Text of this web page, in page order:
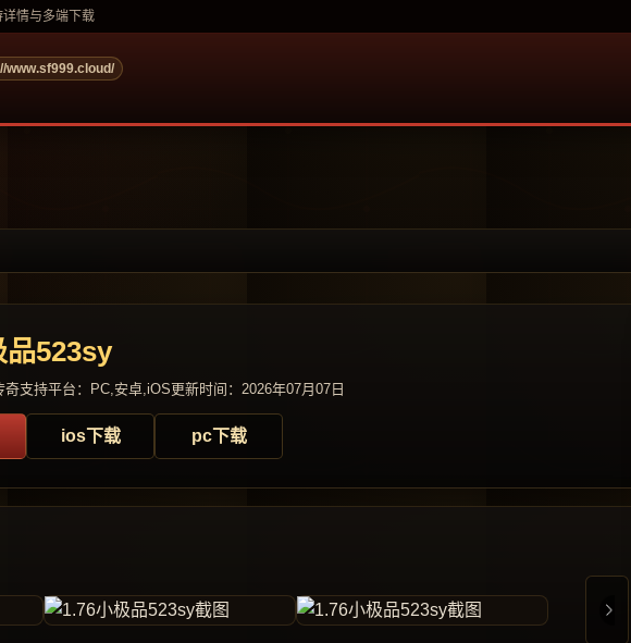
情与多端下载
www.sf999.cloud/
品523sy
奇支持平台：PC,安卓,iOS更新时间：2026年07月07日
ios下载 pc下载